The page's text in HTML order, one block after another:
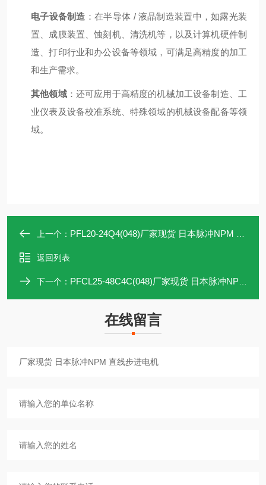
电子设备制造 ：在半导体 / 液晶制造装置中，如露光装
置、成膜装置、蚀刻机、清洗机等，以及计算机硬件制
造、打印行业和办公设备等领域，可满足高精度的加工
和生产需求。
其他领域：还可应用于高精度的机械加工设备制造、工
业仪表及设备校准系统、特殊领域的机械设备配备等领
域。
上一个： PFL20-24Q4(048)厂家现货 日本脉冲NPM 直线步进电机
返回列表
下一个： PFCL25-48C4C(048)厂家现货 日本脉冲NPM 防旋转型电机
在线留言